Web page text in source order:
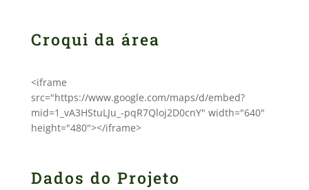
Croqui da área
<iframe
src="https://www.google.com/maps/d/embed?
mid=1_vA3HStuLJu_-pqR7Qloj2D0cnY" width="640"
height="480"></iframe>
Dados do Projeto